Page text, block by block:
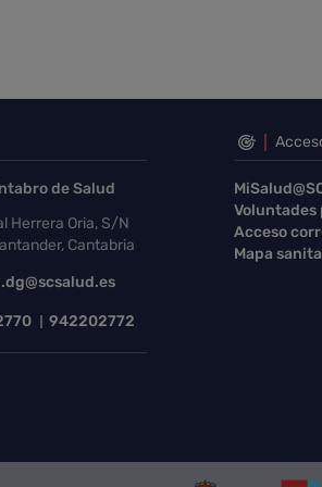
de Salud
Herrera Oria, S/N
Cantabria
942202772
Voluntades
Acceso
Mapa